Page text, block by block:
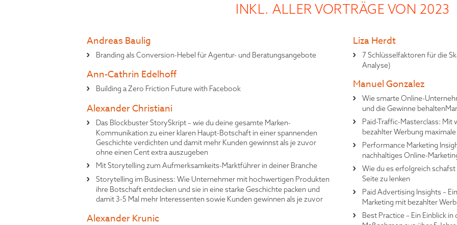
INKL. ALLER VORTRÄGE VON 2023
Andreas Baulig
Branding als Conversion-Hebel für Agentur- und Beratungsangebote
Ann-Cathrin Edelhoff
Building a Zero Friction Future with Facebook
Alexander Christiani
Das Blockbuster StorySkript – wie du deine gesamte Marken-
Kommunikation zu einer klaren Haupt-Botschaft in einer spannenden
Geschichte verdichten und damit mehr Kunden gewinnst als je zuvor
ohne einen Cent extra auszugeben
Mit Storytelling zum Aufmerksamkeits-Marktführer in deiner Branche
Storytelling im Business: Wie Unternehmer mit hochwertigen Produkten
ihre Botschaft entdecken und sie in eine starke Geschichte packen und
damit 3-5 Mal mehr Interessenten sowie Kunden gewinnen als je zuvor
Alexander Krunic
Liza Herdt
7 Schlüsselfaktoren für die
Analyse)
Manuel Gonzalez
Wie smarte Online-
und die Gewinne
Paid-Traffic-Masterclass:
bezahlter Werbung
Performance Marketing
nachhaltiges Online-
Wie du es erfolgreich schafst
Seite zu lenken
Paid Advertising Insights –
Marketing mit bezahlter
Best Practice – Ein Einblick